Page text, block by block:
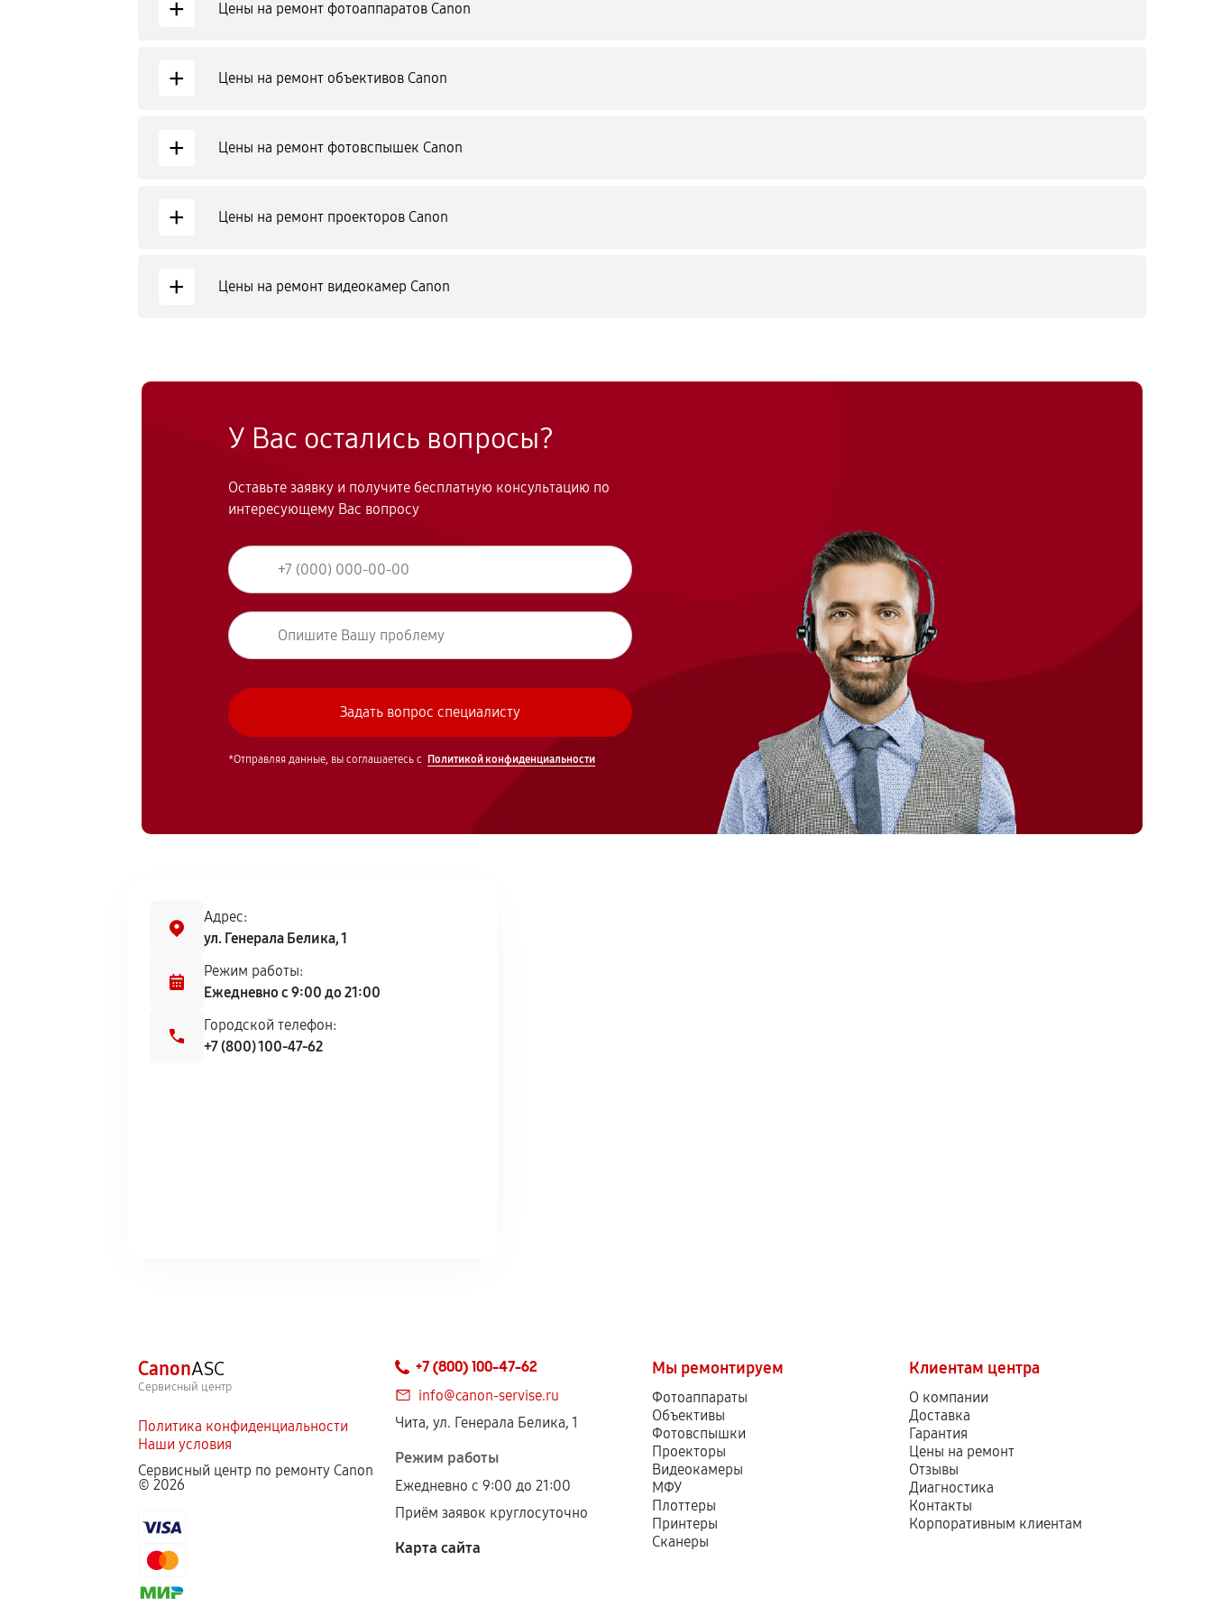
+ Цены на ремонт фотоаппаратов Canon
+ Цены на ремонт объективов Canon
+ Цены на ремонт фотовспышек Canon
+ Цены на ремонт проекторов Canon
+ Цены на ремонт видеокамер Canon
У Вас остались вопросы?
Оставьте заявку и получите бесплатную консультацию по
интересующему Вас вопросу
*Отправляя данные, вы соглашаетесь с Политикой конфиденциальности
Адрес:
ул. Генерала Белика, 1
Режим работы:
Ежедневно с 9:00 до 21:00
Городской телефон:
+7 (800) 100-47-62
CanonASC
Сервисный центр
Политика конфиденциальности
Наши условия
Сервисный центр по ремонту Canon
©2026
+7 (800) 100-47-62
info@canon-servise.ru
Чита, ул. Генерала Белика, 1
Режим работы
Ежедневно с 9:00 до 21:00
Приём заявок круглосуточно
Карта сайта
Мы ремонтируем
Фотоаппараты
Объективы
Фотовспышки
Проекторы
Видеокамеры
МФУ
Плоттеры
Принтеры
Сканеры
Клиентам центра
О компании
Доставка
Гарантия
Цены на ремонт
Отзывы
Диагностика
Контакты
Корпоративным клиентам